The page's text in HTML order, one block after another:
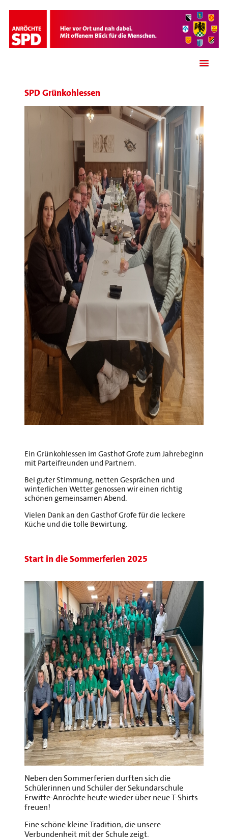
SPD Grünkohlessen
Ein Grünkohlessen im Gasthof Grofe zum Jahrebeginn
mit Parteifreunden und Partnern.
Bei guter Stimmung, netten Gesprächen und
winterlichen Wetter genossen wir einen richtig
schönen gemeinsamen Abend.
Vielen Dank an den Gasthof Grofe für die leckere
Küche und die tolle Bewirtung.
Start in die Sommerferien 2025
Neben den Sommerferien durften sich die
Schülerinnen und Schüler der Sekundarschule
Erwitte-Anröchte heute wieder über neue T-Shirts
freuen!
Eine schöne kleine Tradition, die unsere
Verbundenheit mit der Schule zeigt.